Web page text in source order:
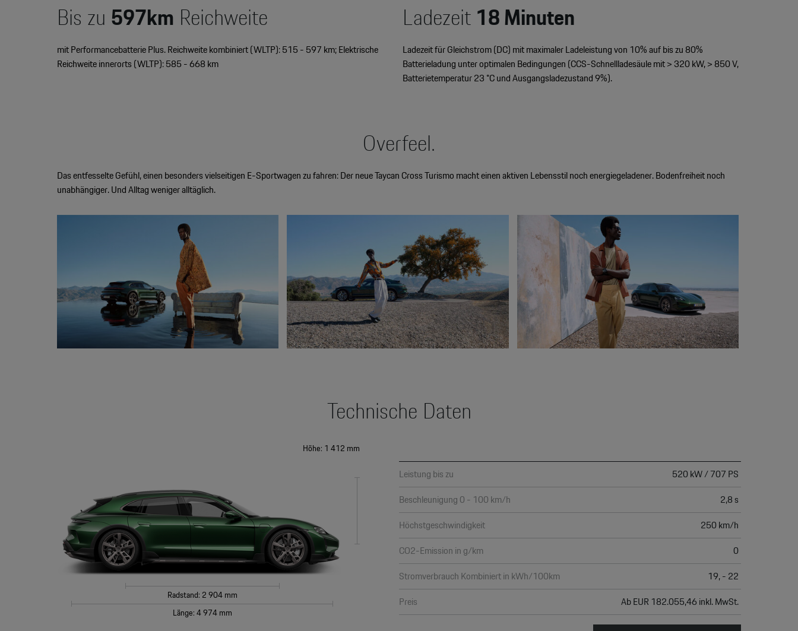
Bis zu 597km Reichweite
mit Performancebatterie Plus. Reichweite kombiniert (WLTP): 515 - 597 km; Elektrische
Reichweite innerorts (WLTP): 585 - 668 km
Ladezeit18 Minuten
Ladezeit für Gleichstrom (DC) mit maximaler Ladeleistung von 10% auf bis zu 80%
Batterieladung unter optimalen Bedingungen (CCS-Schnellladesäule mit > 320 kW, > 850 V,
Batterietemperatur 23 °C und Ausgangsladezustand 9%).
Overfeel.
Das entfesselte Gefühl, einen besonders vielseitigen E-Sportwagen zu fahren: Der neue Taycan Cross Turismo macht einen aktiven Lebensstil noch energiegeladener. Bodenfreiheit noch
unabhängiger. Und Alltag weniger alltäglich.
Technische Daten
Radstand: 2 904 mm
Länge: 4 974 mm
Höhe: 1 412 mm
Leistung bis zu
520 kW / 707 PS
Beschleunigung 0 - 100 km/h
2,8 s
Höchstgeschwindigkeit
250 km/h
CO2-Emission in g/km
0
Stromverbrauch Kombiniert in kWh/100km
19, - 22
Preis
Ab EUR 182.055,46 inkl. MwSt.